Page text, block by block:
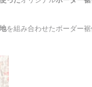
を組み合わせたボーダー裾